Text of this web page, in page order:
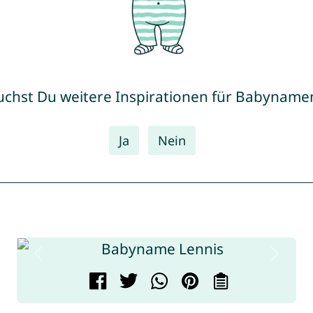
Du weitere Inspirationen für
Ja Nein